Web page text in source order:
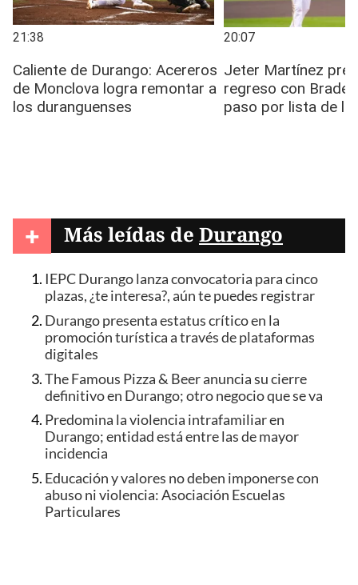
+ Más leídas de Durango
IEPC Durango lanza convocatoria para cinco
plazas, ¿te interesa?, aún te puedes registrar
Durango presenta estatus crítico en la
promoción turística a través de plataformas
digitales
The Famous Pizza & Beer anuncia su cierre
definitivo en Durango; otro negocio que se va
Predomina la violencia intrafamiliar en
Durango; entidad está entre las de mayor
incidencia
Educación y valores no deben imponerse con
abuso ni violencia: Asociación Escuelas
Particulares